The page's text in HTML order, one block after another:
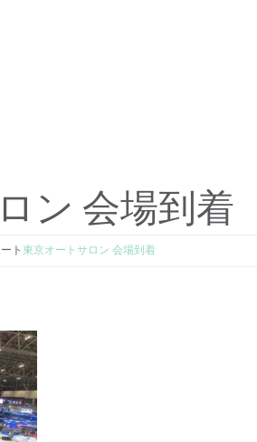
ン 会場到着
ト 東京オートサロン 会場到着